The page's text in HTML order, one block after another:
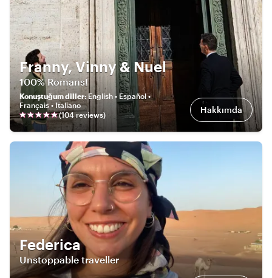
Franny, Vinny & Nuel
100% Romans!
Konuştuğum diller: English • Español •
Français • Italiano
(104reviews) Hakkımda
Federica
Unstoppable traveller